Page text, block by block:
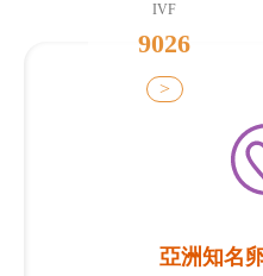
抗癌專區
IVF
9026
>
亞洲知名